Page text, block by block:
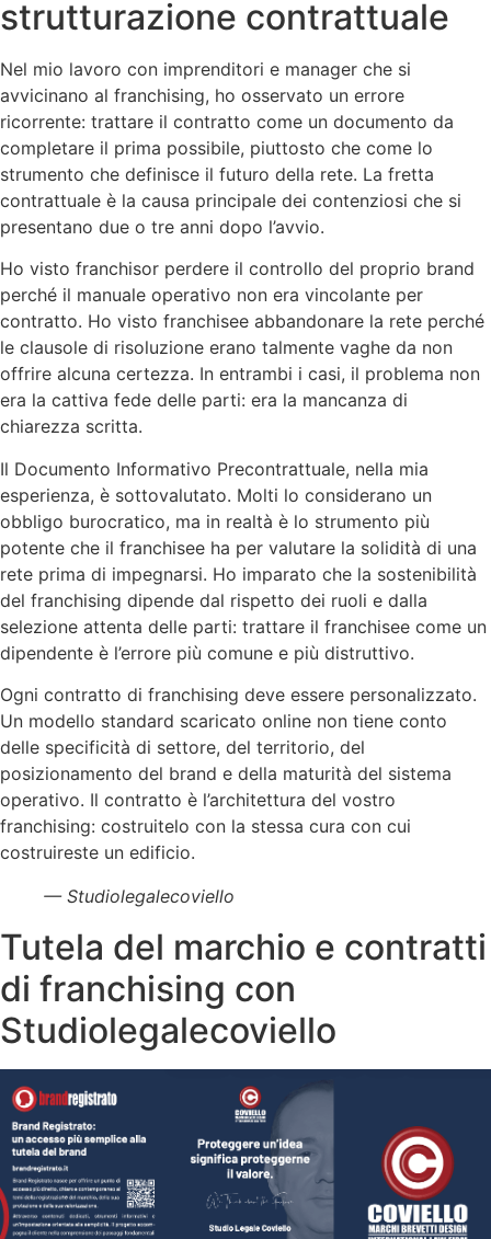
strutturazione contrattuale
Nel mio lavoro con imprenditori e manager che si
avvicinano al franchising, ho osservato un errore
ricorrente: trattare il contratto come un documento da
completare il prima possibile, piuttosto che come lo
strumento che definisce il futuro della rete. La fretta
contrattuale è la causa principale dei contenziosi che si
presentano due o tre anni dopo l’avvio.
Ho visto franchisor perdere il controllo del proprio brand
perché il manuale operativo non era vincolante per
contratto. Ho visto franchisee abbandonare la rete perché
le clausole di risoluzione erano talmente vaghe da non
offrire alcuna certezza. In entrambi i casi, il problema non
era la cattiva fede delle parti: era la mancanza di
chiarezza scritta.
Il Documento Informativo Precontrattuale, nella mia
esperienza, è sottovalutato. Molti lo considerano un
obbligo burocratico, ma in realtà è lo strumento più
potente che il franchisee ha per valutare la solidità di una
rete prima di impegnarsi. Ho imparato che la sostenibilità
del franchising dipende dal rispetto dei ruoli e dalla
selezione attenta delle parti: trattare il franchisee come un
dipendente è l’errore più comune e più distruttivo.
Ogni contratto di franchising deve essere personalizzato.
Un modello standard scaricato online non tiene conto
delle specificità di settore, del territorio, del
posizionamento del brand e della maturità del sistema
operativo. Il contratto è l’architettura del vostro
franchising: costruitelo con la stessa cura con cui
costruireste un edificio.
— Studiolegalecoviello
Tutela del marchio e contratti
di franchising con
Studiolegalecoviello